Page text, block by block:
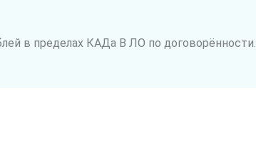
в пределах КАДа В ЛО по договорённости.